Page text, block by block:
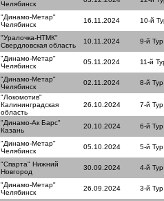
Челябинск
"Динамо-Метар"
Челябинск
16.11.2024 10-й
"Уралочка-НТМК"
Свердловская область
10.11.2024 9-й Тур
"Динамо-Метар"
Челябинск
05.11.2024 11-й
"Динамо-Метар"
Челябинск
02.11.2024 8-й Тур
"Локомотив"
Калининградская
область
26.10.2024 7-й Тур
"Динамо-Ак Барс"
Казань
20.10.2024 6-й Тур
"Динамо-Метар"
Челябинск
05.10.2024 5-й Тур
"Спарта" Нижний
Новгород
30.09.2024 4-й Тур
"Динамо-Метар"
Челябинск
26.09.2024 3-й Тур